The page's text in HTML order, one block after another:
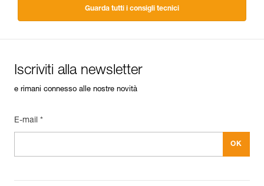
Guarda tutti i consigli tecnici
Iscriviti alla newsletter
e rimani connesso alle nostre novità
E-mail *